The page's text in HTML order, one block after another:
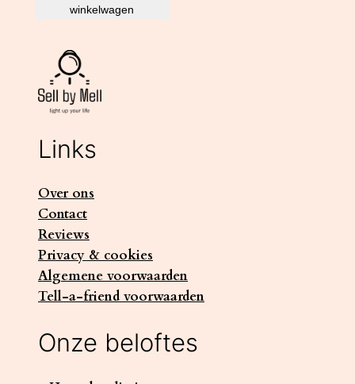
winkelwagen
Links
Over ons
Contact
Reviews
Privacy & cookies
Algemene voorwaarden
Tell-a-friend voorwaarden
Onze beloftes